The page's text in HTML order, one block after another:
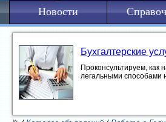
Новости
Бухгалтерские
Проконсультируем, как
легальными способами